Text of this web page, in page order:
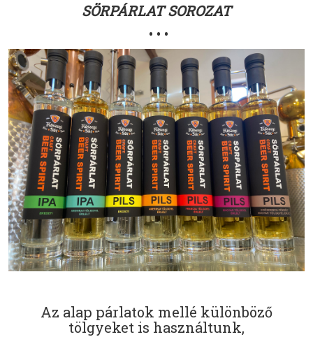
SÖRPÁRLAT SOROZAT
• • •
Az alap párlatok mellé különböző
tölgyeket is használtunk,